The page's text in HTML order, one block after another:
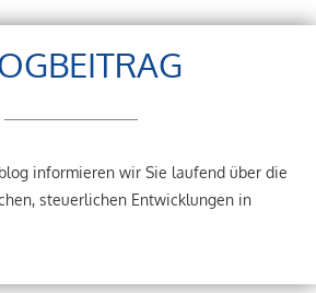
informieren wir Sie laufend über die
steuerlichen Entwicklungen in